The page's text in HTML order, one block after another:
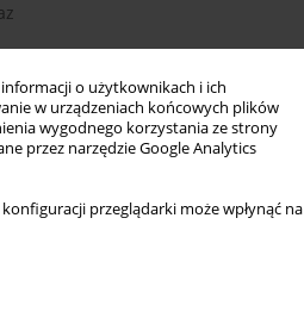
o użytkownikach i ich
w urządzeniach końcowych plików
wygodnego korzystania ze strony
przez narzędzie Google Analytics
przeglądarki może wpłynąć na